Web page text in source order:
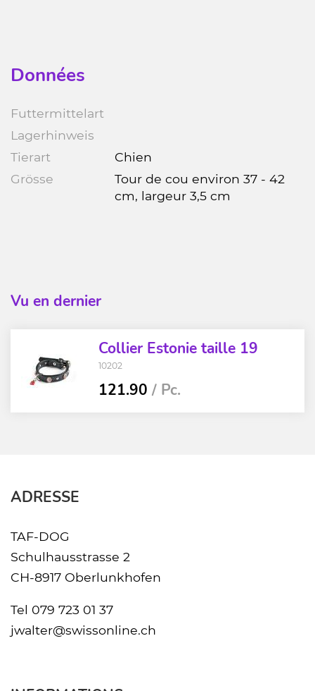
Données
Futtermittelart
Lagerhinweis
Tierart
Chien
Grösse
Tour de cou environ 37 - 42
cm, largeur 3,5 cm
Vu en dernier
Collier Estonie taille 19
10202
121.90 / Pc.
ADRESSE
TAF-DOG
Schulhausstrasse 2
CH-8917 Oberlunkhofen
Tel 079 723 01 37
jwalter@swissonline.ch